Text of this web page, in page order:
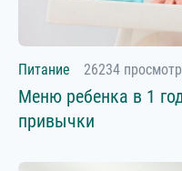
Питание 26234
Меню ребенка в 1
привычки